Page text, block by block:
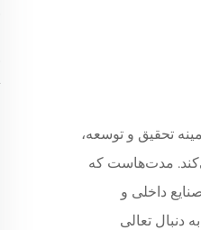
تحقیق و توسعه،
مدت‌هاست که
داخلی و
دنبال تعالی